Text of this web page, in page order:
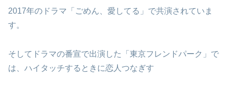
2017年のドラマ「ごめん、愛してる」で共演されていま
す。
そしてドラマの番宣で出演した「東京フレンドパーク」で
は、ハイタッチするときに恋人つなぎす